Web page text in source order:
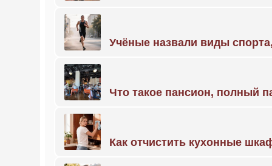
Учёные назвали виды
Что такое пансион, полный
Как отчистить кухонные